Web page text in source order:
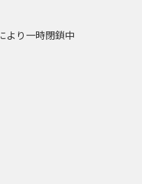
より一時閉鎖中